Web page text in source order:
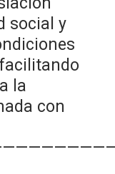
social y
la
con